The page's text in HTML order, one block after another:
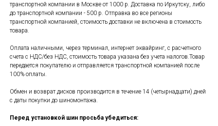
транспортной компании в Москве от 1000 р. Доставка по Иркутску, либо
до транспортной компании - 500 р. Отправка во все регионы
транспортной компанией, стоимость доставки не включена в стоимость
товара.
Оплата наличными, через терминал, интернет эквайринг, с расчетного
счета с НДС/без НДС, стоимость товара указана без учета налогов.Товар
передается покупателю и отправляется транспортной компанией после
100% оплаты.
Обмен и возврат дисков производится в течение 14 (четырнадцати) дней
с даты покупки до шиномонтажа.
Перед установкой шин просьба убедиться: